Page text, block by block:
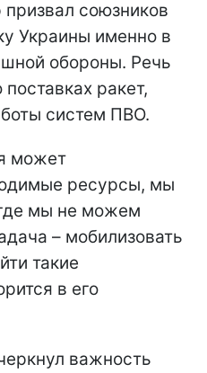
союзников
Украины именно в
обороны. Речь
ракет,
систем ПВО.
может
ресурсы, мы
мы не можем
– мобилизовать
такие
в его
важность